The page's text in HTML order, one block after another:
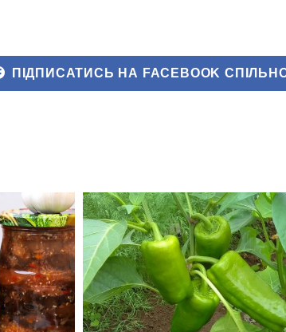
ПІДПИСАТИСЬ НА FACEBOOK